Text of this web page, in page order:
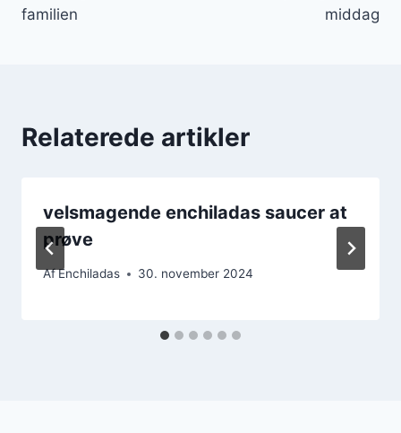
familien
middag
Relaterede artikler
velsmagende enchiladas saucer at
prøve
AfEnchiladas 30. november 2024